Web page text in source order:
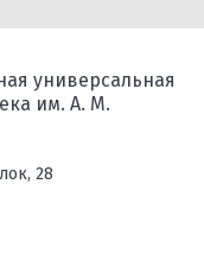
универсальная
им. А. М.
28